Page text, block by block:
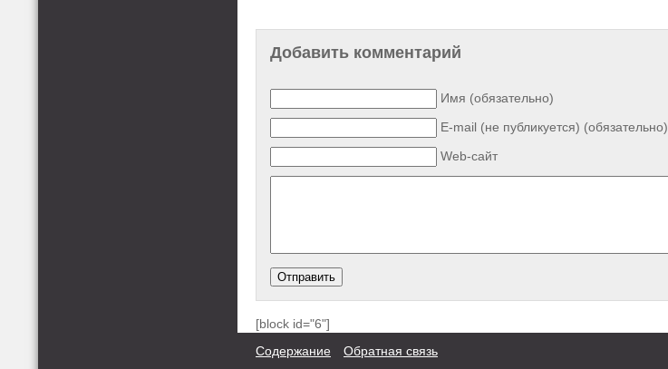
Добавить комментарий
Имя (обязательно)
E-mail (не публикуется) (обязательно)
Web-сайт
[block id="6"]
Содержание Обратная связь